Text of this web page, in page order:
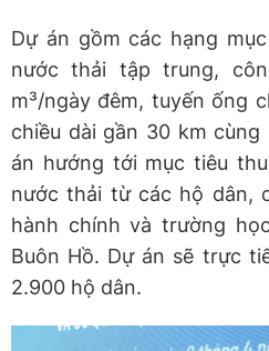
Dự án gồm các hạng
nước thải tập trung,
m³/ngày đêm, tuyến ống
chiều dài gần 30 km
án hướng tới mục tiêu
nước thải từ các hộ dân,
hành chính và trường
Buôn Hồ. Dự án sẽ trực
2.900 hộ dân.